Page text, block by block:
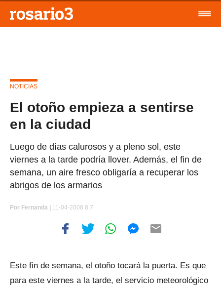
NOTICIAS
El otoño empieza a sentirse
en la ciudad
Luego de días calurosos y a pleno sol, este
viernes a la tarde podría llover. Además, el fin de
semana, un aire fresco obligaría a recuperar los
abrigos de los armarios
Por Fernanda | 11-04-2008 8:7
Este fin de semana, el otoño tocará la puerta. Es que
para este viernes a la tarde, el servicio meteorológico